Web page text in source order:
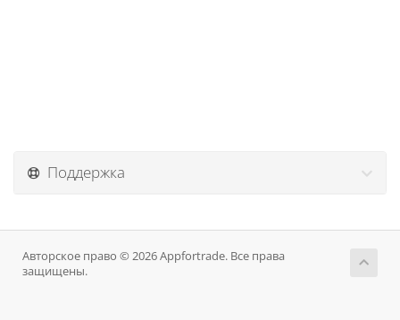
Поддержка
Авторское право © 2026 Appfortrade. Все права
защищены.